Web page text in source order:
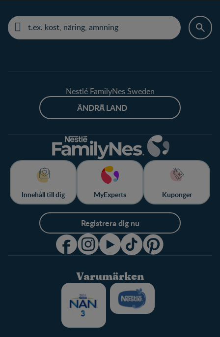
Nestlé FamilyNes Sweden
ÄNDRA LAND
Innehåll till dig MyExperts Kuponger
Registrera dig nu
Varumärken